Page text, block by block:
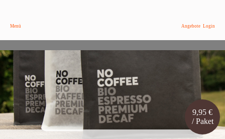
Menü Angebote Login
9,95 €
/ Paket